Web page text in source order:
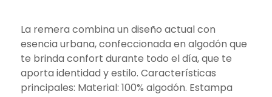
La remera combina un diseño actual con
esencia urbana, confeccionada en algodón que
te brinda confort durante todo el día, que te
aporta identidad y estilo. Características
principales: Material: 100% algodón. Estampa